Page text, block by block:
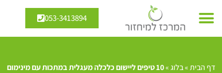
053-3413894
דף הבית»בלוג»
10 טיפים ליישום כלכלה מעגלית במתכות עם מינימום